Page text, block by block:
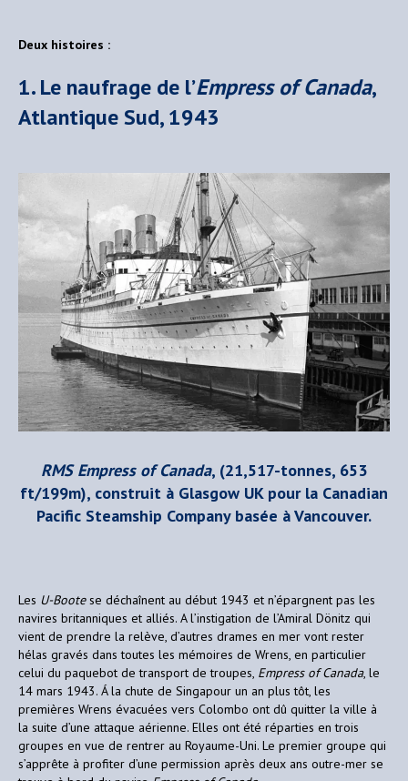
Deux histoires :
1. Le naufrage de l’Empress of Canada,
Atlantique Sud, 1943
RMS Empress of Canada, (21,517-tonnes, 653
ft/199m), construit à Glasgow UK pour la Canadian
Pacific Steamship Company basée à Vancouver.
Les U-Bootese déchaînent au début 1943 et n’épargnent pas les
navires britanniques et alliés. A l’instigation de l’Amiral Dönitz qui
vient de prendre la relève, d’autres drames en mer vont rester
hélas gravés dans toutes les mémoires de Wrens, en particulier
celui du paquebot de transport de troupes, Empress of Canada, le
14 mars 1943. Á la chute de Singapour un an plus tôt, les
premières Wrens évacuées vers Colombo ont dû quitter la ville à
la suite d’une attaque aérienne. Elles ont été réparties en trois
groupes en vue de rentrer au Royaume-Uni. Le premier groupe qui
s’apprête à profiter d’une permission après deux ans outre-mer se